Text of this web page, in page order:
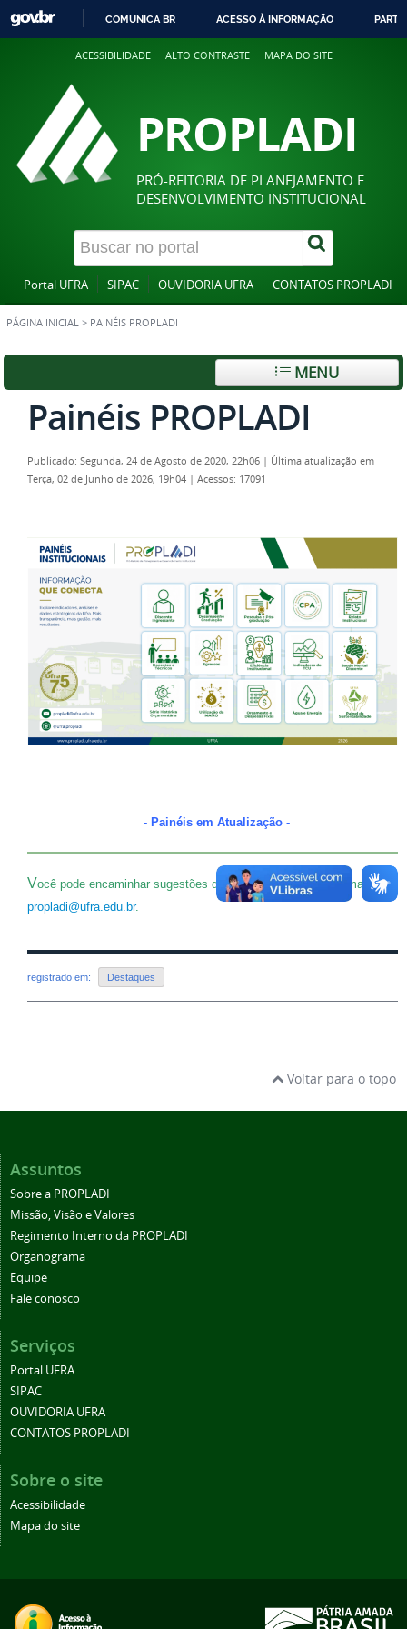
PARA
COMUNICA BR ACESSO À INFORMAÇÃO
ACESSIBILIDADE ALTO CONTRASTE MAPA DO SITE
PROPLADI
PRÓ-REITORIA DE PLANEJAMENTO E
DESENVOLVIMENTO INSTITUCIONAL
Portal UFRA SIPAC OUVIDORIA UFRA CONTATOS PROPLADI
PÁGINA INICIAL > PAINÉIS PROPLADI
MENU
Painéis PROPLADI
Publicado: Segunda, 24 de Agosto de 2020, 22h06 | Última atualização em
Terça, 02 de Junho de 2026, 19h04 | Acessos: 17091
- Painéis em Atualização -
Você pode encaminhar sugestões de novos painéis para o email
propladi@ufra.edu.br.
registrado em: Destaques
Voltar para o topo
Assuntos
Sobre a PROPLADI
Missão, Visão e Valores
Regimento Interno da PROPLADI
Organograma
Equipe
Fale conosco
Serviços
Portal UFRA
SIPAC
OUVIDORIA UFRA
CONTATOS PROPLADI
Sobre o site
Acessibilidade
Mapa do site